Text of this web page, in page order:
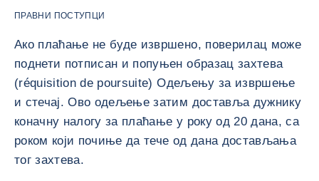
ПРАВНИ ПОСТУПЦИ
Ако плаћање не буде извршено, поверилац може
поднети потписан и попуњен образац захтева
(réquisition de poursuite) Одељењу за извршење
и стечај. Ово одељење затим доставља дужнику
коначну налогу за плаћање у року од 20 дана, са
роком који почиње да тече од дана достављања
тог захтева.